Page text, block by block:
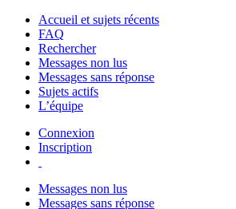
Accueil et sujets récents
FAQ
Rechercher
Messages non lus
Messages sans réponse
Sujets actifs
L’équipe
Connexion
Inscription
Messages non lus
Messages sans réponse